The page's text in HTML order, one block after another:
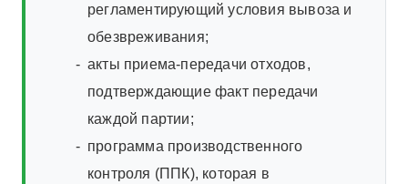
регламентирующий условия вывоза и
обезвреживания;
акты приема-передачи отходов,
подтверждающие факт передачи
каждой партии;
программа производственного
контроля (ППК), которая в